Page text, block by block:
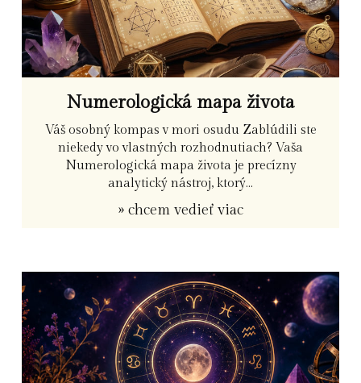
Numerologická mapa života
Váš osobný kompas v mori osudu Zablúdili ste
niekedy vo vlastných rozhodnutiach? Vaša
Numerologická mapa života je precízny
analytický nástroj, ktorý...
» chcem vedieť viac